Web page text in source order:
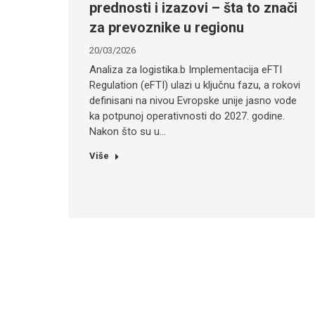
prednosti i izazovi – šta to znači
za prevoznike u regionu
20/03/2026
Analiza za logistika.b Implementacija eFTI
Regulation (eFTI) ulazi u ključnu fazu, a rokovi
definisani na nivou Evropske unije jasno vode
ka potpunoj operativnosti do 2027. godine.
Nakon što su u…
Više